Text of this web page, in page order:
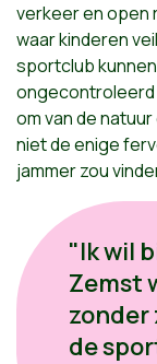
verkeer en open
waar kinderen
sportclub
ongecontroleerd
om van de
niet de enige
jammer zou
"Ik wil
Zemst
zonder
de